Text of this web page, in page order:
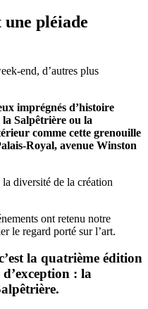
pléiade
end, d’autres plus
imprégnés d’histoire
Salpêtrière ou la
comme cette grenouille
Royal, avenue Winston
diversité de la création
ont retenu notre
le regard porté sur l’art.
la quatrième édition
: la